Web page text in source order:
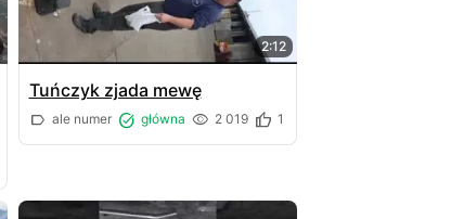
2:12
Tuńczyk zjada mewę
ale numer główna 2 019 1